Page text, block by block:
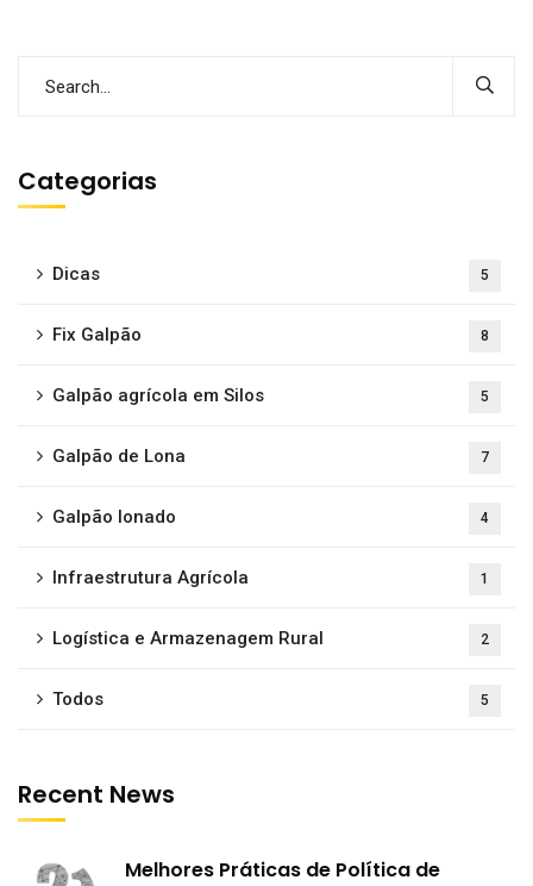
Categorias
Dicas 5
Fix Galpão 8
Galpão agrícola em Silos 5
Galpão de Lona 7
Galpão lonado 4
Infraestrutura Agrícola 1
Logística e Armazenagem Rural 2
Todos 5
Recent News
Melhores Práticas de Política de